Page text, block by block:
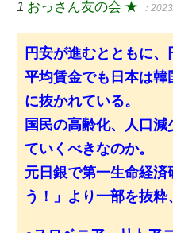
1 おっさん友の会 ★ ：
円安が進むとともに
平均賃金でも日本は韓
に抜かれている。
国民の高齢化、人口
ていくべきなのか。
元日銀で第一生命経
う！」より一部を抜粋